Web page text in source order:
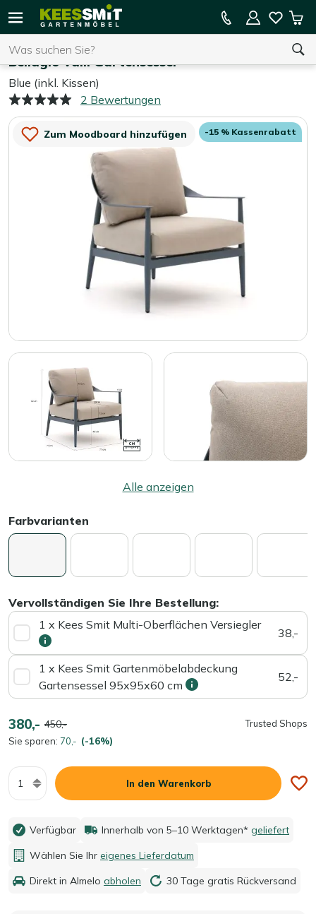
Sie haben keine Artikel in Ihrem Warenkorb.
15 % Kassenrabatt auf die gesamte Kollektion
Bellagio Valli Gartensessel
Blue (inkl. Kissen)
2 Bewertungen
Zum Moodboard hinzufügen -15 % Kassenrabatt
Alle anzeigen
Farbvarianten
Vervollständigen Sie Ihre Bestellung:
1 x Kees Smit Multi-Oberflächen Versiegler
38,-
1 x Kees Smit Gartenmöbelabdeckung
Gartensessel 95x95x60 cm
52,-
380,- 450,-
Sie sparen: 70,- (-16%)
Trusted Shops
Menge
In den Warenkorb
Verfügbar Innerhalb von 5–10 Werktagen* geliefert
Wählen Sie Ihr eigenes Lieferdatum
Direkt in Almelo abholen 30 Tage gratis Rückversand